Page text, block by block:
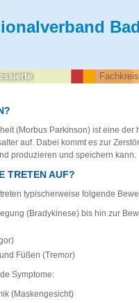
(Morbus Parkinson) ist eine
auf. Dabei kommt es zur
produzieren und speichern kann.
TRETEN AUF?
typischerweise folgende
(Bradykinese) bis hin zur
Füßen (Tremor)
Symptome:
(Maskengesicht)